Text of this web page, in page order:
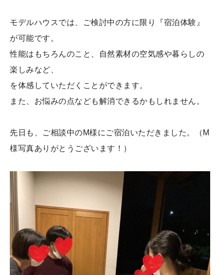
モデルハウスでは、ご検討中の方に限り『宿泊体験』
が可能です。
性能はもちろんのこと、自然素材の空気感や暮らしの
楽しみなど、
を体感していただくことができます。
また、お悩みの点なども解消できるかもしれません。
先日も、ご相談中のM様にご宿泊いただきました。（M
様写真ありがとうございます！）